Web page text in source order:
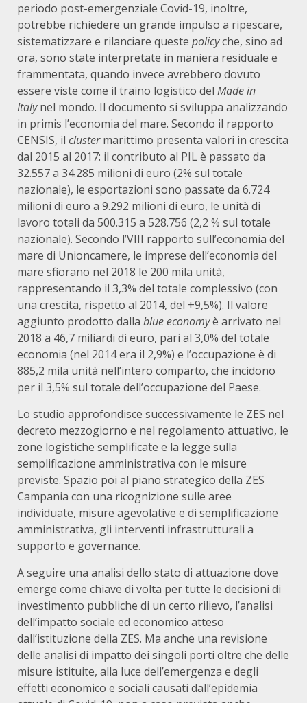
periodo post-emergenziale Covid-19, inoltre,
potrebbe richiedere un grande impulso a ripescare,
sistematizzare e rilanciare queste policyche, sino ad
ora, sono state interpretate in maniera residuale e
frammentata, quando invece avrebbero dovuto
essere viste come il traino logistico del Made in
Italynel mondo. Il documento si sviluppa analizzando
in primis l’economia del mare. Secondo il rapporto
CENSIS, il clustermarittimo presenta valori in crescita
dal 2015 al 2017: il contributo al PIL è passato da
32.557 a 34.285 milioni di euro (2% sul totale
nazionale), le esportazioni sono passate da 6.724
milioni di euro a 9.292 milioni di euro, le unità di
lavoro totali da 500.315 a 528.756 (2,2 % sul totale
nazionale). Secondo l’VIII rapporto sull’economia del
mare di Unioncamere, le imprese dell’economia del
mare sfiorano nel 2018 le 200 mila unità,
rappresentando il 3,3% del totale complessivo (con
una crescita, rispetto al 2014, del +9,5%). Il valore
aggiunto prodotto dalla blue economyè arrivato nel
2018 a 46,7 miliardi di euro, pari al 3,0% del totale
economia (nel 2014 era il 2,9%) e l’occupazione è di
885,2 mila unità nell’intero comparto, che incidono
per il 3,5% sul totale dell’occupazione del Paese.
Lo studio approfondisce successivamente le ZES nel
decreto mezzogiorno e nel regolamento attuativo, le
zone logistiche semplificate e la legge sulla
semplificazione amministrativa con le misure
previste. Spazio poi al piano strategico della ZES
Campania con una ricognizione sulle aree
individuate, misure agevolative e di semplificazione
amministrativa, gli interventi infrastrutturali a
supporto e governance.
A seguire una analisi dello stato di attuazione dove
emerge come chiave di volta per tutte le decisioni di
investimento pubbliche di un certo rilievo, l’analisi
dell’impatto sociale ed economico atteso
dall’istituzione della ZES. Ma anche una revisione
delle analisi di impatto dei singoli porti oltre che delle
misure istituite, alla luce dell’emergenza e degli
effetti economico e sociali causati dall’epidemia